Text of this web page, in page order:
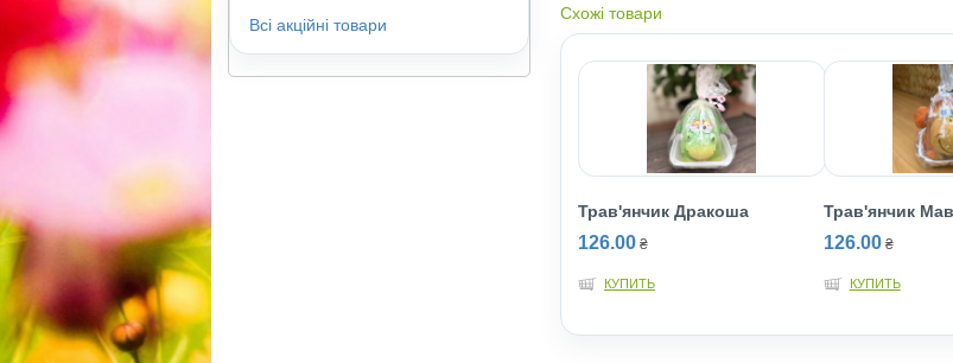
Всі акційні товари
Схожі товари
Трав'янчик Дракоша
126.00 ₴
КУПИТЬ
Трав'янчик
126.00 ₴
КУПИТЬ